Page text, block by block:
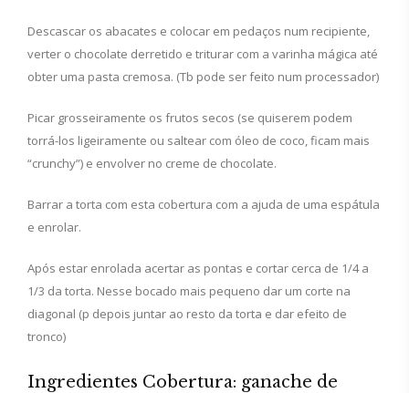
Descascar os abacates e colocar em pedaços num recipiente,
verter o chocolate derretido e triturar com a varinha mágica até
obter uma pasta cremosa. (Tb pode ser feito num processador)
Picar grosseiramente os frutos secos (se quiserem podem
torrá-los ligeiramente ou saltear com óleo de coco, ficam mais
“crunchy”) e envolver no creme de chocolate.
Barrar a torta com esta cobertura com a ajuda de uma espátula
e enrolar.
Após estar enrolada acertar as pontas e cortar cerca de 1/4 a
1/3 da torta. Nesse bocado mais pequeno dar um corte na
diagonal (p depois juntar ao resto da torta e dar efeito de
tronco)
Ingredientes Cobertura: ganache de